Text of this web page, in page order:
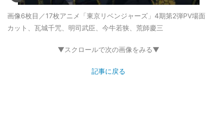
画像6枚目／17枚アニメ「東京リベンジャーズ」4期第2弾PV場面
カット、瓦城千咒、明司武臣、今牛若狭、荒師慶三
▼スクロールで次の画像をみる▼
記事に戻る